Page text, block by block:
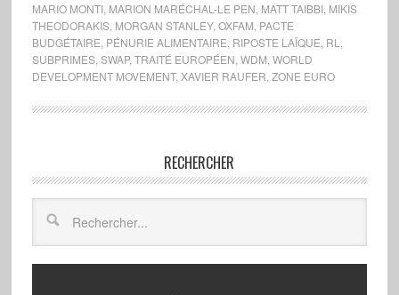
MARIO MONTI, MARION MARÉCHAL-LE PEN MATT TAIBBI, MIKIS
THEODORAKIS, MORGAN STANLEY, OXFAM PACTE
BUDGÉTAIRE PÉNURIE ALIMENTAIRE RIPOSTE LAÏQUE RL
SUBPRIMES, SWAP, TRAITÉ EUROPÉEN WDM WORLD
DEVELOPMENT MOVEMENT, XAVIER RAUFER ZONE EURO
RECHERCHER